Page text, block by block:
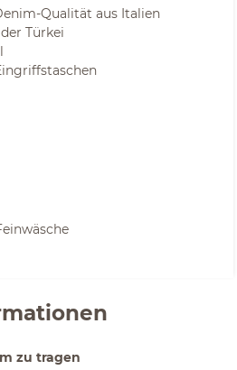
Qualität aus Italien
Türkei
zu tragen